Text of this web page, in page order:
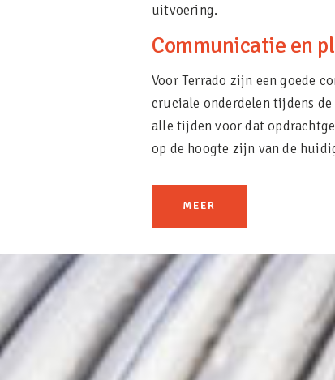
uitvoering.
Communicatie en
Voor Terrado zijn een goede
cruciale onderdelen tijdens
alle tijden voor dat
op de hoogte zijn van de
MEER